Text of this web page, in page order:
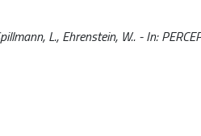
L., Ehrenstein, W.. - In: